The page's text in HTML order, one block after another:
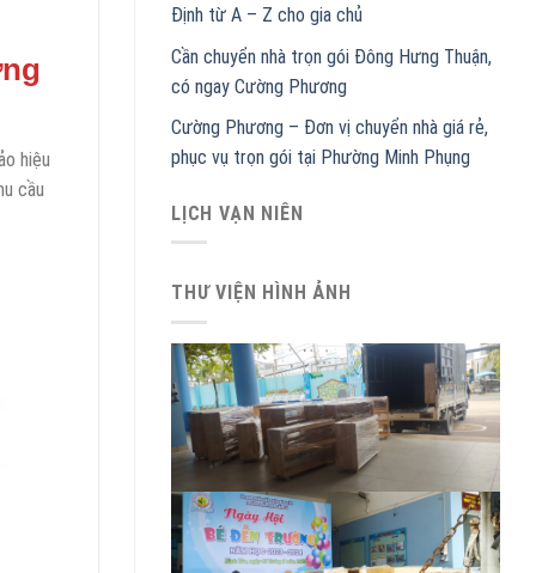
hiệu
cầu
Định từ A – Z cho gia chủ
Cần chuyển nhà trọn gói Đông Hưng Thuận,
có ngay Cường Phương
Cường Phương – Đơn vị chuyển nhà giá rẻ,
phục vụ trọn gói tại Phường Minh Phụng
LỊCH VẠN NIÊN
THƯ VIỆN HÌNH ẢNH